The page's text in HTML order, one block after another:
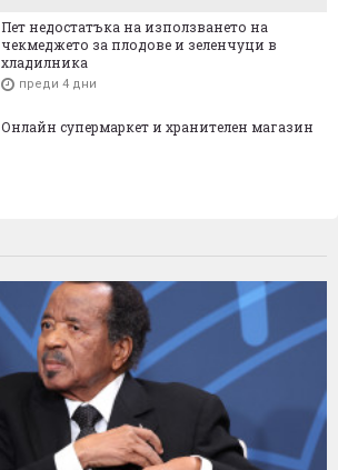
Пет недостатъка на използването на
чекмеджето за плодове и зеленчуци в
хладилника
преди 4 дни
Онлайн супермаркет и хранителен магазин